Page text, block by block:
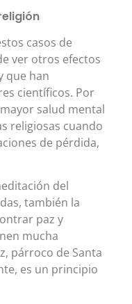
casos de
ver otros efectos
que han
científicos. Por
salud mental
religiosas cuando
de pérdida,
del
también la
paz y
mucha
párroco de Santa
es un principio